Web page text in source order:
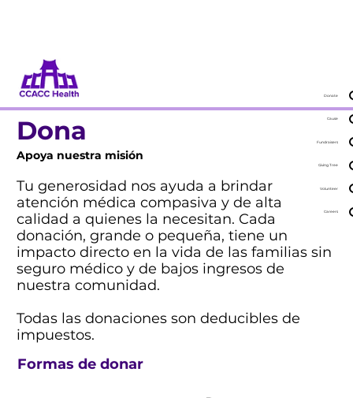
Dona
Apoya nuestra misión
Tu generosidad nos ayuda a brindar
atención médica compasiva y de alta
calidad a quienes la necesitan. Cada
donación, grande o pequeña, tiene un
impacto directo en la vida de las familias sin
seguro médico y de bajos ingresos de
nuestra comunidad.
Todas las donaciones son deducibles de
impuestos.
Formas de donar
Donate
Cause
Fundraisers
Giving Tree
Volunteer
Careers